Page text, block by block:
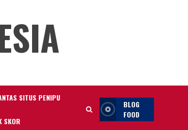
SITUS PENIPU
SKOR
BLOG
FOOD